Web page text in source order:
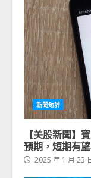
新聞短評
【美股新聞】
預期，短期有
2025 年 1 月 23